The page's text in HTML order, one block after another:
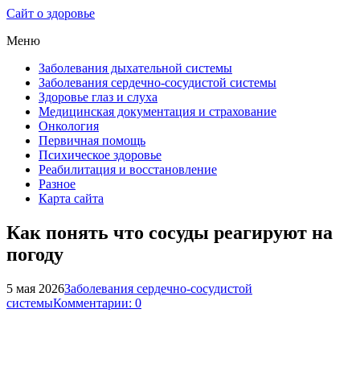
Сайт о здоровье
Меню
Заболевания дыхательной системы
Заболевания сердечно-сосудистой системы
Здоровье глаз и слуха
Медицинская документация и страхование
Онкология
Первичная помощь
Психическое здоровье
Реабилитация и восстановление
Разное
Карта сайта
Как понять что сосуды реагируют на
погоду
5 мая 2026Заболевания сердечно-сосудистой
системыКомментарии: 0